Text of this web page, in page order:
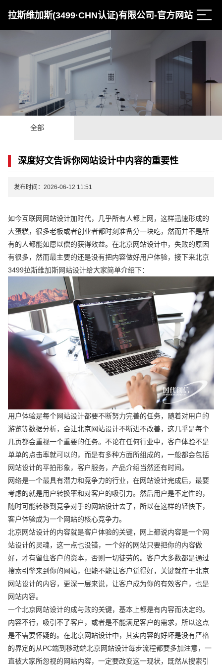
拉斯维加斯(3499·CHN认证)有限公司-官方网站
全部
深度好文告诉你网站设计中内容的重要性
发布时间：2026-06-12 11:51
如今互联网网站设计加时代，几乎所有人都上网，这样迅速形成的
大蛋糕，很多老板或者创业者都时刻准备分一块吃，然而并不是所
有的人都能如愿以偿的获得效益。在北京网站设计中，失败的原因
有很多，然而最主要的还是没有把内容做好用户体验，接下来北京
3499拉斯维加斯网站设计给大家简单介绍下：
用户体验是每个网站设计都要不断努力完善的任务，随着对用户的
游览等数据分析，会让北京网站设计不断进不改善，这几乎是每个
几页都会重视一个重要的任务。不论在任何行业中，客户体验不是
单单的点击率就可以的，而是有多种方面所组成的，一般都会包括
网站设计的平拍形象，客户服务，产品介绍当然还有时间。
网络是一个最具有潜力和竞争力的行业，在网站设计完成后，最要
考虑的就是用户转换率和对客户的吸引力。然后用户是不定性的，
随时可能转移到竞争对手的网站设计去了，所以在这样的轻快下，
客户体验成为一个网站的核心竞争力。
北京网站设计的内容就是客户体验的关键，网上都说内容是一个网
站设计的灵魂，这一点也没错，一个好的网站只要把你的内容做
好，才有留住客户的资本，否则一切徒劳的。客户大多数都是通过
搜索引擎来到你的网站，但能不能让客户觉得好，关键就在于北京
网站设计的内容，更深一层来说，让客户成为你的有效客户，也是
网站内容。
一个北京网站设计的成与败的关键，基本上都是有内容而决定的。
内容不行，吸引不了客户，或者是不能满足客户的需求，所以这点
是不需要怀疑的。在北京网站设计中，其实内容的好坏是没有严格
的界定的从PC端到移动端北京网站设计每步流程都要多加注意，一
直被大家所忽视的网站内容，一定要改变这一现状，既然从搜索引